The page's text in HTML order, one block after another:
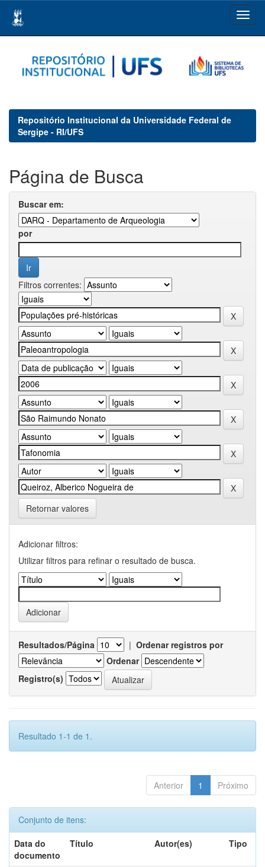
navigation
Repositório Institucional da Universidade Federal de
Sergipe - RI/UFS
Página de Busca
Buscar em:
por
Filtros correntes:
Retornar valores
Adicionar filtros:
Utilizar filtros para refinar o resultado de busca.
Resultados/Página | Ordenar registros por
Ordenar
Registro(s)
Resultado 1-1 de 1.
Anterior 1 Próximo
Conjunto de itens:
Data do
documento
Título Autor(es) Tipo